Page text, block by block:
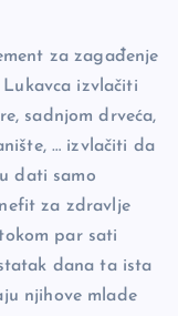
za zagađenje
izvlačiti
sadnjom drveća,
… izvlačiti da
dati samo
za zdravlje
par sati
dana ta ista
njihove mlade